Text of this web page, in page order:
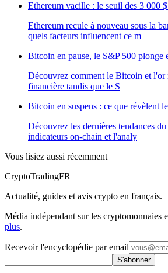
Ethereum vacille : le seuil des 3 000
Ethereum recule à nouveau sous la
quels facteurs influencent ce m
Bitcoin en pause, le S&P 500 plonge
Découvrez comment le Bitcoin et l'or
financière tandis que le S
Bitcoin en suspens : ce que révèlent
Découvrez les dernières tendances
indicateurs on-chain et l'analy
Vous lisiez aussi récemment
CryptoTradingFR
Actualité, guides et avis crypto en français.
Média indépendant sur les cryptomonnaies
plus.
Recevoir l'encyclopédie par email
S'abonner